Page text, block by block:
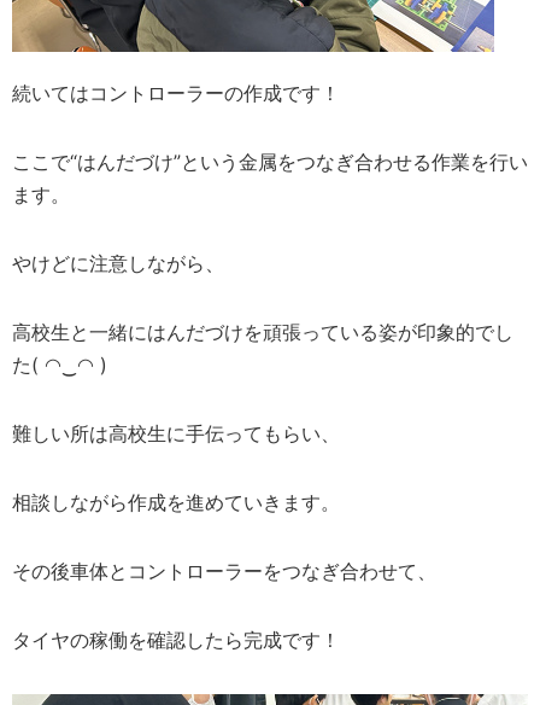
続いてはコントローラーの作成です！
ここで“はんだづけ”という金属をつなぎ合わせる作業を行い
ます。
やけどに注意しながら、
高校生と一緒にはんだづけを頑張っている姿が印象的でし
た( ◠‿◠ )
難しい所は高校生に手伝ってもらい、
相談しながら作成を進めていきます。
その後車体とコントローラーをつなぎ合わせて、
タイヤの稼働を確認したら完成です！